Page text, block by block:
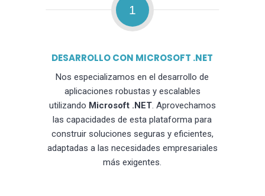
1
DESARROLLO CON MICROSOFT .NET
Nos especializamos en el desarrollo de
aplicaciones robustas y escalables
utilizando Microsoft .NET. Aprovechamos
las capacidades de esta plataforma para
construir soluciones seguras y eficientes,
adaptadas a las necesidades empresariales
más exigentes.